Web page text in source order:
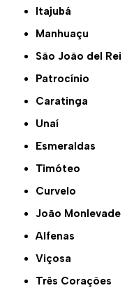
Itajubá
Manhuaçu
São João del Rei
Patrocínio
Caratinga
Unaí
Esmeraldas
Timóteo
Curvelo
João Monlevade
Alfenas
Viçosa
Três Corações